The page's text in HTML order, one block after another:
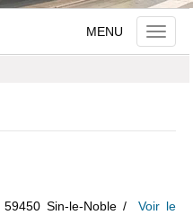
Toggle
MENU
59450 Sin-le-Noble /Voir le